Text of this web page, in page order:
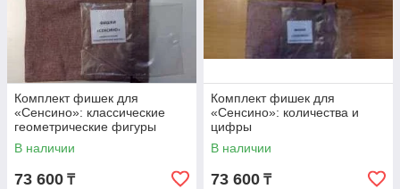
Комплект фишек для
«Сенсино»: классические
геометрические фигуры
В наличии
73 600 ₸
Комплект фишек для
«Сенсино»: количества и
цифры
В наличии
73 600 ₸